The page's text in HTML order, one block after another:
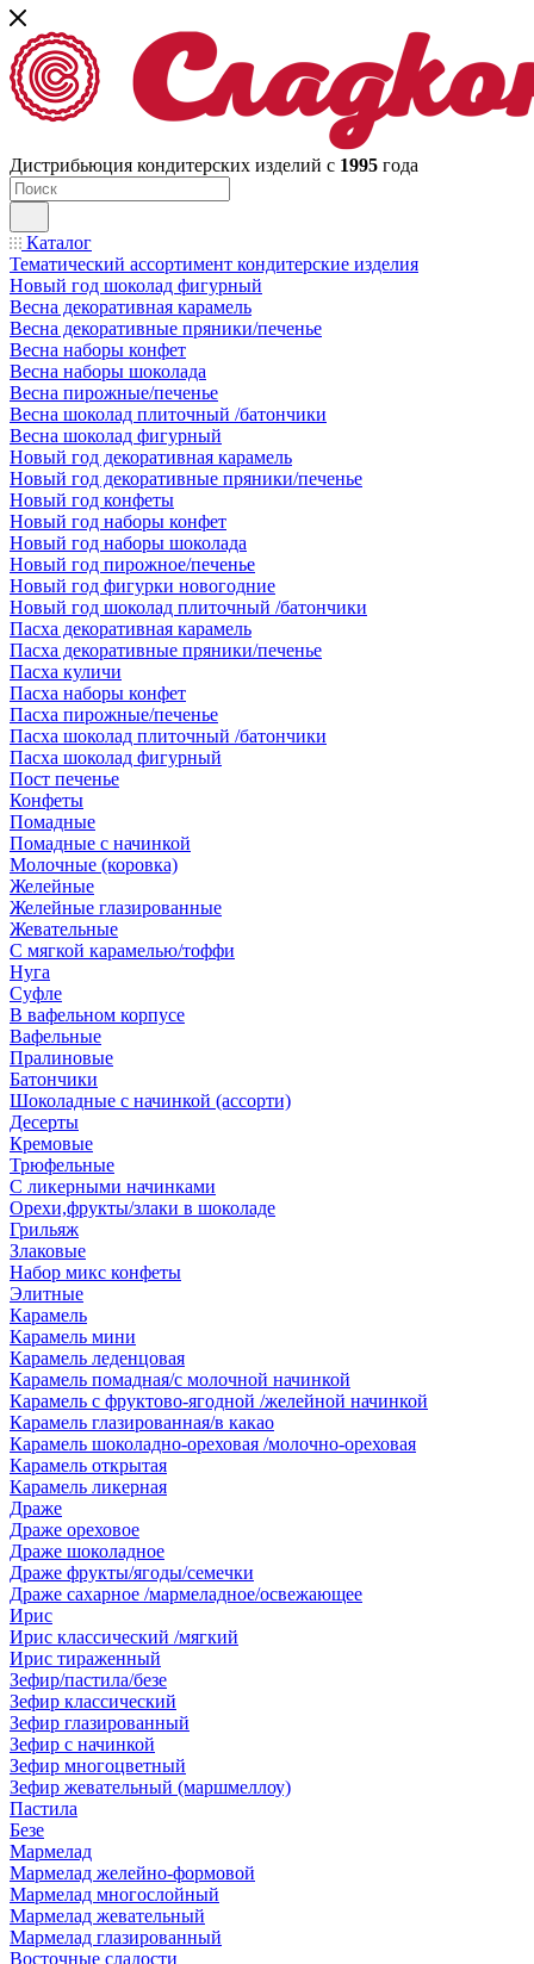
Дистрибьюция кондитерских изделий с 1995 года
Каталог
Тематический ассортимент кондитерские изделия
Новый год шоколад фигурный
Весна декоративная карамель
Весна декоративные пряники/печенье
Весна наборы конфет
Весна наборы шоколада
Весна пирожные/печенье
Весна шоколад плиточный /батончики
Весна шоколад фигурный
Новый год декоративная карамель
Новый год декоративные пряники/печенье
Новый год конфеты
Новый год наборы конфет
Новый год наборы шоколада
Новый год пирожное/печенье
Новый год фигурки новогодние
Новый год шоколад плиточный /батончики
Пасха декоративная карамель
Пасха декоративные пряники/печенье
Пасха куличи
Пасха наборы конфет
Пасха пирожные/печенье
Пасха шоколад плиточный /батончики
Пасха шоколад фигурный
Пост печенье
Конфеты
Помадные
Помадные с начинкой
Молочные (коровка)
Желейные
Желейные глазированные
Жевательные
С мягкой карамелью/тоффи
Нуга
Суфле
В вафельном корпусе
Вафельные
Пралиновые
Батончики
Шоколадные с начинкой (ассорти)
Десерты
Кремовые
Трюфельные
С ликерными начинками
Орехи,фрукты/злаки в шоколаде
Грильяж
Злаковые
Набор микс конфеты
Элитные
Карамель
Карамель мини
Карамель леденцовая
Карамель помадная/с молочной начинкой
Карамель с фруктово-ягодной /желейной начинкой
Карамель глазированная/в какао
Карамель шоколадно-ореховая /молочно-ореховая
Карамель открытая
Карамель ликерная
Драже
Драже ореховое
Драже шоколадное
Драже фрукты/ягоды/семечки
Драже сахарное /мармеладное/освежающее
Ирис
Ирис классический /мягкий
Ирис тираженный
Зефир/пастила/безе
Зефир классический
Зефир глазированный
Зефир с начинкой
Зефир многоцветный
Зефир жевательный (маршмеллоу)
Пастила
Безе
Мармелад
Мармелад желейно-формовой
Мармелад многослойный
Мармелад жевательный
Мармелад глазированный
Восточные сладости